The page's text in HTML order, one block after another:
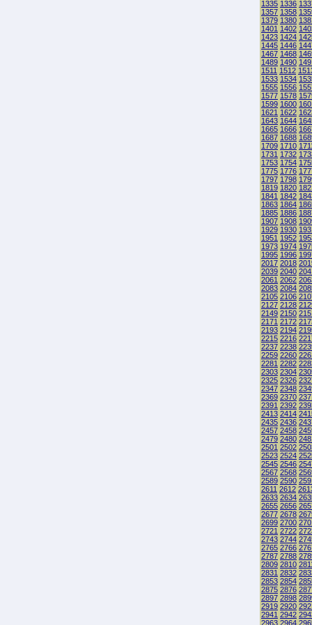
1335 1336
1357 1358
1379 1380
1401 1402
1423 1424
1445 1446
1467 1468
1489 1490
1511 1512
1533 1534
1555 1556
1577 1578
1599 1600
1621 1622
1643 1644
1665 1666
1687 1688
1709 1710
1731 1732
1753 1754
1775 1776
1797 1798
1819 1820
1841 1842
1863 1864
1885 1886
1907 1908
1929 1930
1951 1952
1973 1974
1995 1996
2017 2018
2039 2040
2061 2062
2083 2084
2105 2106
2127 2128
2149 2150
2171 2172
2193 2194
2215 2216
2237 2238
2259 2260
2281 2282
2303 2304
2325 2326
2347 2348
2369 2370
2391 2392
2413 2414
2435 2436
2457 2458
2479 2480
2501 2502
2523 2524
2545 2546
2567 2568
2589 2590
2611 2612
2633 2634
2655 2656
2677 2678
2699 2700
2721 2722
2743 2744
2765 2766
2787 2788
2809 2810
2831 2832
2853 2854
2875 2876
2897 2898
2919 2920
2941 2942
2963 2964